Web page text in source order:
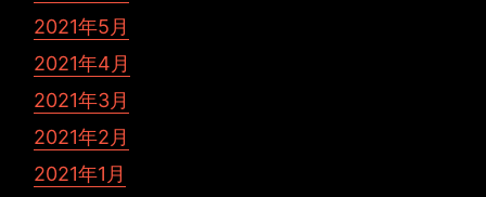
2021年5月
2021年4月
2021年3月
2021年2月
2021年1月